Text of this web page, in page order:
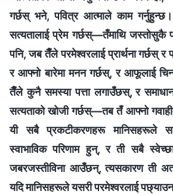
गर्छस् भने, पवित्र आत्‍माले काम
सत्यतालाई प्रेम गर्छस्—तँमाथि जस्तोसुकै
पनि, जब तैँले परमेश्‍वरलाई प्रार्थना गर्छस् र
र आफ्‍नो बारेमा मनन गर्छस्, र आफूलाई
तैँले कुनै समस्या पत्ता लगाउँछस्, र
सत्यताको खोजी गर्छस्—तब तँ आफ्‍नो
यी सबै प्रकटीकरणहरू मानिसहरूले
स्वाभाविक परिणाम हुन्, र ती सबै
जबरजस्तीविना आउँछन्, त्यसकारण ती
यदि मानिसहरूले यसरी परमेश्‍वरलाई